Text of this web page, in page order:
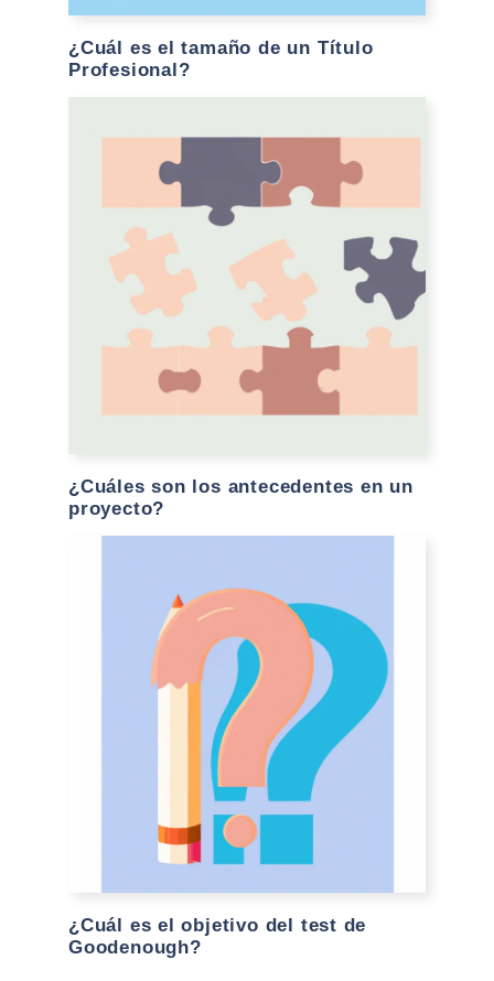
¿Cuál es el tamaño de un Título
Profesional?
¿Cuáles son los antecedentes en un
proyecto?
¿Cuál es el objetivo del test de
Goodenough?